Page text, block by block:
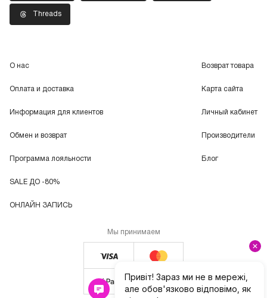
Threads
О нас
Оплата и доставка
Информация для клиентов
Обмен и возврат
Программа лояльности
SALE ДО -80%
ОНЛАЙН ЗАПИСЬ
Возврат товара
Карта сайта
Личный кабинет
Производители
Блог
Мы принимаем